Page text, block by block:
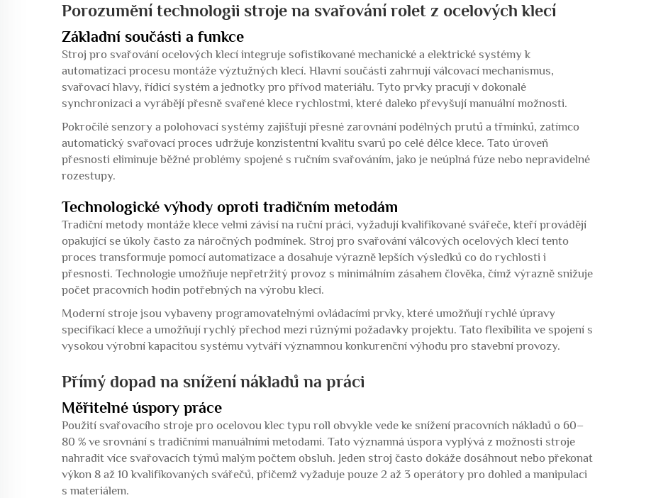
Porozumění technologii stroje na svařování rolet z ocelových klecí
Základní součásti a funkce
Stroj pro svařování ocelových klecí integruje sofistikované mechanické a elektrické systémy k
automatizaci procesu montáže výztužných klecí. Hlavní součásti zahrnují válcovací mechanismus,
svařovací hlavy, řídicí systém a jednotky pro přívod materiálu. Tyto prvky pracují v dokonalé
synchronizaci a vyrábějí přesně svařené klece rychlostmi, které daleko převyšují manuální možnosti.
Pokročilé senzory a polohovací systémy zajišťují přesné zarovnání podélných prutů a třmínků, zatímco
automatický svařovací proces udržuje konzistentní kvalitu svarů po celé délce klece. Tato úroveň
přesnosti eliminuje běžné problémy spojené s ručním svařováním, jako je neúplná fúze nebo nepravidelné
rozestupy.
Technologické výhody oproti tradičním metodám
Tradiční metody montáže klece velmi závisí na ruční práci, vyžadují kvalifikované svářeče, kteří provádějí
opakující se úkoly často za náročných podmínek. Stroj pro svařování válcových ocelových klecí tento
proces transformuje pomocí automatizace a dosahuje výrazně lepších výsledků co do rychlosti i
přesnosti. Technologie umožňuje nepřetržitý provoz s minimálním zásahem člověka, čímž výrazně snižuje
počet pracovních hodin potřebných na výrobu klecí.
Moderní stroje jsou vybaveny programovatelnými ovládacími prvky, které umožňují rychlé úpravy
specifikací klece a umožňují rychlý přechod mezi různými požadavky projektu. Tato flexibilita ve spojení s
vysokou výrobní kapacitou systému vytváří významnou konkurenční výhodu pro stavební provozy.
Přímý dopad na snížení nákladů na práci
Měřitelné úspory práce
Použití svařovacího stroje pro ocelovou klec typu roll obvykle vede ke snížení pracovních nákladů o 60–
80 % ve srovnání s tradičními manuálními metodami. Tato významná úspora vyplývá z možnosti stroje
nahradit více svařovacích týmů malým počtem obsluh. Jeden stroj často dokáže dosáhnout nebo překonat
výkon 8 až 10 kvalifikovaných svářečů, přičemž vyžaduje pouze 2 až 3 operátory pro dohled a manipulaci
s materiálem.